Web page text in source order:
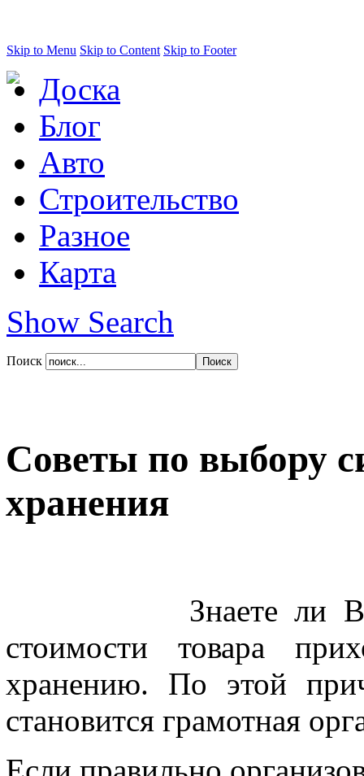
Skip to Menu Skip to Content Skip to Footer
Доска
Блог
Авто
Строительство
Разное
Карта
Show Search
Поиск
Советы по выбору
хранения
Знаете ли Вы,
стоимости товара
хранению. По этой
становится грамотная